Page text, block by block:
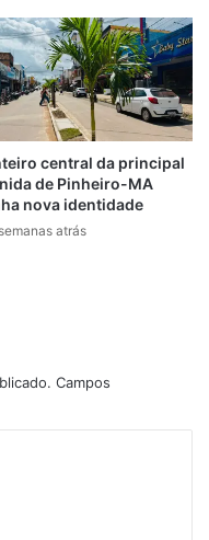
central da principal
de Pinheiro-MA
nova identidade
atrás
Campos